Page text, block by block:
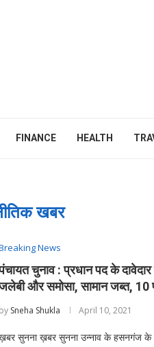
FINANCE HEALTH
खबर
News
चुनाव : प्रधान पद के
और समोसा, सामान जब्त, 10
by Sneha Shukla April 10, 2021
सुनना ख़बर सुनना उन्नाव के हसनगंज के